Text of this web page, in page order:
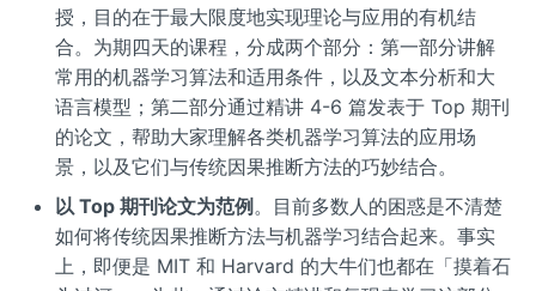
授，目的在于最大限度地实现理论与应用的有机结
合。为期四天的课程，分成两个部分：第一部分讲解
常用的机器学习算法和适用条件，以及文本分析和大
语言模型；第二部分通过精讲 4-6 篇发表于 Top 期刊
的论文，帮助大家理解各类机器学习算法的应用场
景，以及它们与传统因果推断方法的巧妙结合。
以 Top 期刊论文为范例。目前多数人的困惑是不清楚
如何将传统因果推断方法与机器学习结合起来。事实
上，即便是 MIT 和 Harvard 的大牛们也都在「摸着石